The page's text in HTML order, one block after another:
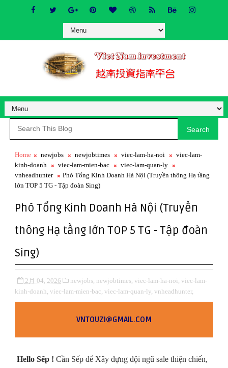
Search
Home newjobs newjobtimes viec-lam-ha-noi
viec-lam-
kinh-doanh
viec-lam-mien-bac
viec-lam-quan-ly
vnheadhunter
Phó Tổng Kinh Doanh Hà Nội (Truyền thông Hạ tầng
lớn TOP 5 TG - Tập đoàn Sing)
Phó Tổng Kinh Doanh Hà Nội (Truyền
thông Hạ tầng lớn TOP 5 TG - Tập đoàn
Sing)
2月 04, 2026 newjobs, newjobtimes, viec-lam-ha-noi, viec-lam-
kinh-doanh, viec-lam-mien-bac, viec-lam-quan-ly, vnheadhunter,
VNTOUZI@GMAIL.COM
Hello Sếp ! Cần Sếp để Xây dựng đội ngũ sale thiện chiến,